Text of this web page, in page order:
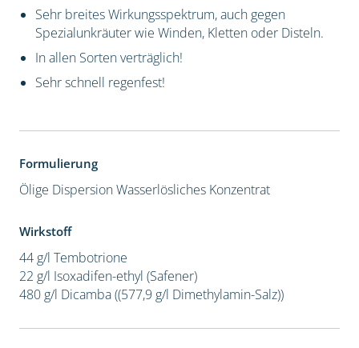
Sehr breites Wirkungsspektrum, auch gegen
Spezialunkräuter wie Winden, Kletten oder Disteln.
In allen Sorten verträglich!
Sehr schnell regenfest!
Formulierung
Ölige DispersionWasserlösliches Konzentrat
Wirkstoff
44 g/l Tembotrione
22 g/l Isoxadifen-ethyl (Safener)
480 g/l Dicamba ((577,9 g/l Dimethylamin-Salz))